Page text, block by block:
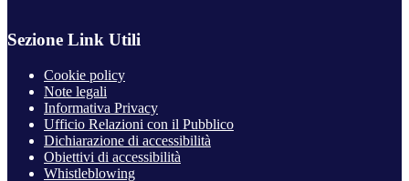
Sezione Link Utili
Cookie policy
Note legali
Informativa Privacy
Ufficio Relazioni con il Pubblico
Dichiarazione di accessibilità
Obiettivi di accessibilità
Whistleblowing